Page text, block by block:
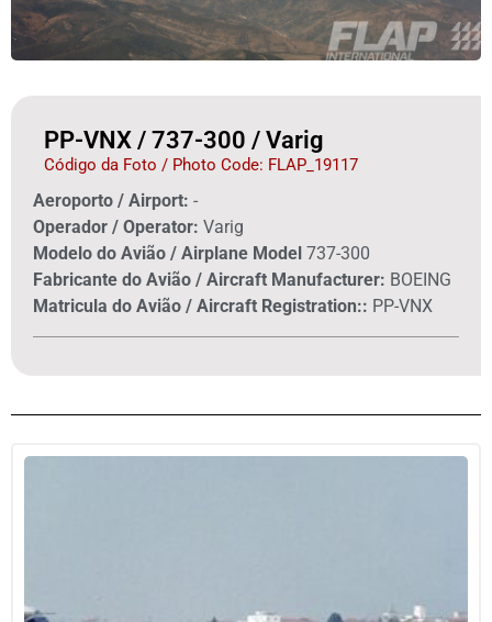
PP-VNX / 737-300 / Varig
Código da Foto / Photo Code: FLAP_19117
Aeroporto / Airport: -
Operador / Operator: Varig
Modelo do Avião / Airplane Model 737-300
Fabricante do Avião / Aircraft Manufacturer: BOEING
Matricula do Avião / Aircraft Registration:: PP-VNX